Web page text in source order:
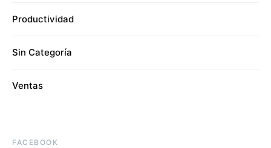
Productividad
Sin Categoría
Ventas
FACEBOOK